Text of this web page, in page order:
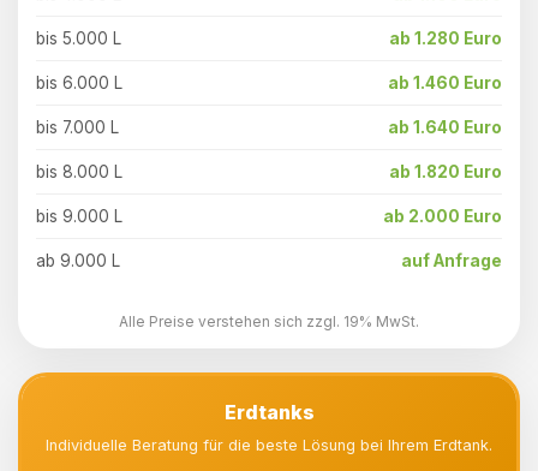
bis 5.000 L ab 1.280 Euro
bis 6.000 L ab 1.460 Euro
bis 7.000 L ab 1.640 Euro
bis 8.000 L ab 1.820 Euro
bis 9.000 L ab 2.000 Euro
ab 9.000 L auf Anfrage
Alle Preise verstehen sich zzgl. 19% MwSt.
Erdtanks
Individuelle Beratung für die beste Lösung bei Ihrem Erdtank.